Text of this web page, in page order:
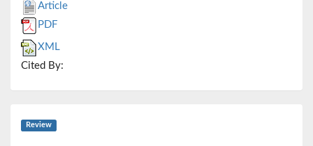
Article
PDF
XML
Cited By:
Review